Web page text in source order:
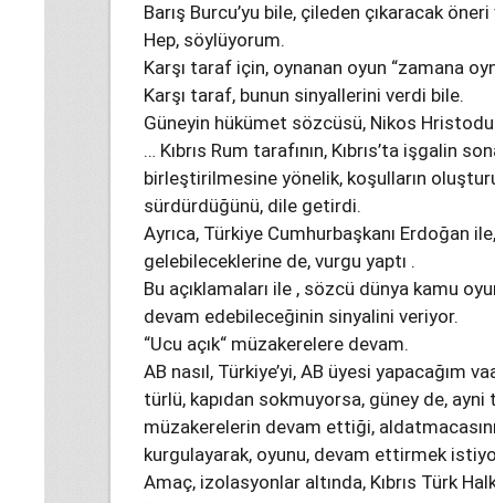
Barış Burcu’yu bile, çileden çıkaracak
Hep, söylüyorum.
Karşı taraf için, oynanan oyun “zamana
Karşı taraf, bunun sinyallerini verdi bile.
Güneyin hükümet sözcüsü, Nikos
… Kıbrıs Rum tarafının, Kıbrıs’ta işgalin
birleştirilmesine yönelik, koşulların
sürdürdüğünü, dile getirdi.
Ayrıca, Türkiye Cumhurbaşkanı Erdoğan
gelebileceklerine de, vurgu yaptı .
Bu açıklamaları ile , sözcü dünya kamu
devam edebileceğinin sinyalini veriyor.
“Ucu açık“ müzakerelere devam.
AB nasıl, Türkiye’yi, AB üyesi yapacağım
türlü, kapıdan sokmuyorsa, güney de,
müzakerelerin devam ettiği,
kurgulayarak, oyunu, devam ettirmek
Amaç, izolasyonlar altında, Kıbrıs Türk